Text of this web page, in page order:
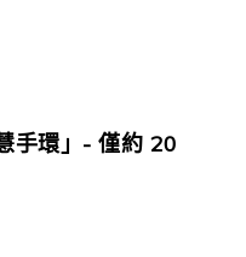
手環」- 僅約 20